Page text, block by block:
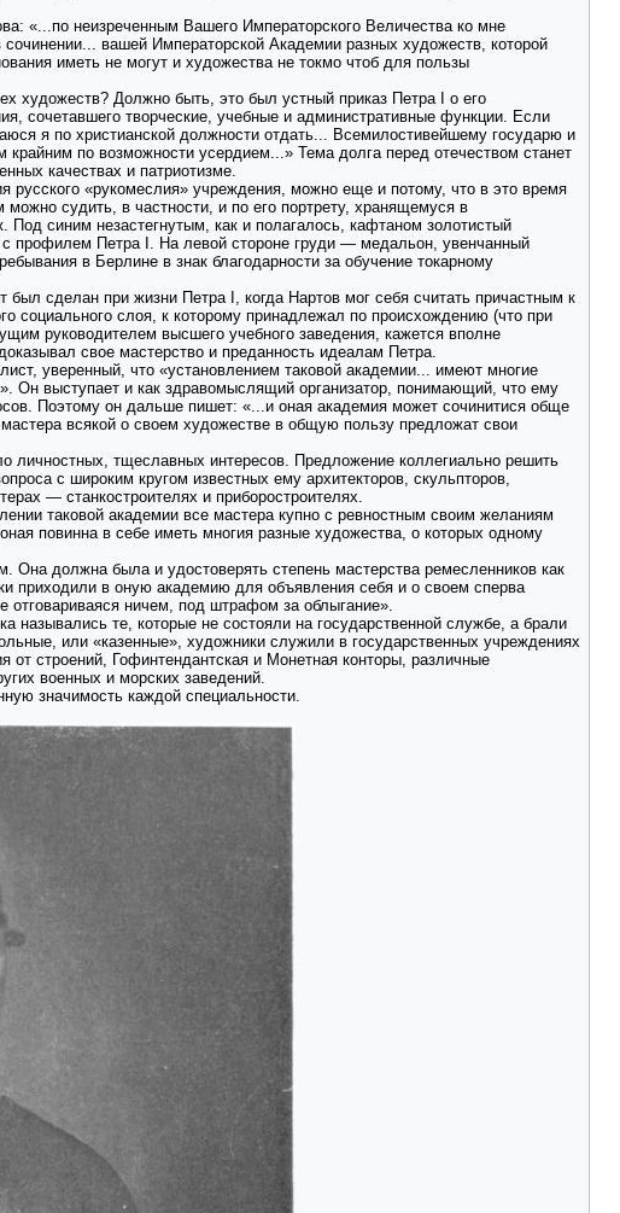
«...по неизреченным Вашего Императорского Величества ко мне
вашей Императорской Академии разных художеств, которой
иметь не могут и художества не токмо чтоб для пользы
художеств? Должно быть, это был устный приказ Петра I о его
сочетавшего творческие, учебные и административные функции. Если
я по христианской должности отдать... Всемилостивейшему государю и
по возможности усердием...» Тема долга перед отечеством станет
качествах и патриотизме.
русского «рукомеслия» учреждения, можно еще и потому, что в это время
судить, в частности, и по его портрету, хранящемуся в
синим незастегнутым, как и полагалось, кафтаном золотистый
профилем Петра I. На левой стороне груди — медальон, увенчанный
в Берлине в знак благодарности за обучение токарному
сделан при жизни Петра I, когда Нартов мог себя считать причастным к
социального слоя, к которому принадлежал по происхождению (что при
руководителем высшего учебного заведения, кажется вполне
свое мастерство и преданность идеалам Петра.
уверенный, что «установлением таковой академии... имеют многие
Он выступает и как здравомыслящий организатор, понимающий, что ему
Поэтому он дальше пишет: «...и оная академия может сочинитися обще
всякой о своем художестве в общую пользу предложат свои
личностных, тщеславных интересов. Предложение коллегиально решить
с широким кругом известных ему архитекторов, скульпторов,
— станкостроителях и приборостроителях.
таковой академии все мастера купно с ревностным своим желаниям
повинна в себе иметь многия разные художества, о которых одному
Она должна была и удостоверять степень мастерства ремесленников как
приходили в оную академию для объявления себя и о своем сперва
ничем, под штрафом за облыгание».
назывались те, которые не состояли на государственной службе, а брали
или «казенные», художники служили в государственных учреждениях
строений, Гофинтендантская и Монетная конторы, различные
военных и морских заведений.
значимость каждой специальности.